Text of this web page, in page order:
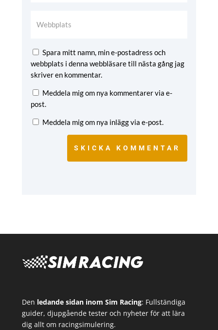
Spara mitt namn, min e-postadress och
webbplats i denna webbläsare till nästa gång jag
skriver en kommentar.
Meddela mig om nya kommentarer via e-
post.
Meddela mig om nya inlägg via e-post.
SKICKA KOMMENTAR
Den ledande sidan inom Sim Racing: Fullständiga
guider, djupgående tester och nyheter för att lära
dig allt om racingsimulering.